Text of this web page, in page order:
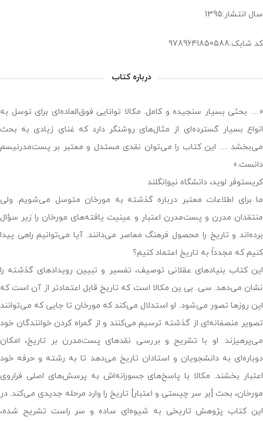
سال انتشار:1395
کد شابک:9789641850588
درباره کتاب
«… بحثی بسیار سنجیده و کامل. مکالا توانایی فوق‌العاده‌ای برای توسل به
انواع بسیار گسترده‌ای از مثال‌های روشنگر دارد که غنای زیادی به بحث
می‌بخشد … این کتاب را می‌توان نقدی مستدل و معتبر بر پست‌مدرنیسم
دانست.»
کریستوفر لوید، دانشگاه نیواِنگلند
ما برای اطلاعات معتبر درباره گذشته به مورخان متوسل می‌شویم. ولی
منتقدان مدرن و پست‌مدرن اعتبار و عینیت یافته‌های مورخان را زیر سؤال
برده‌اند و تاریخ را محصول فرهنگ معاصر می‌دانند. آیا می‌توانیم راهی پیدا
کنیم که مجدداً به تاریخ اعتماد کنیم؟
این کتاب بنیادهای عقلانی توصیف، تفسیر و تبیین رویدادهای گذشته را
نشان می‌دهد. سی. بی ین مکالا است که تاریخ قابل اعتمادتر از آن است که
این روزها تصور می‌شود. او استدلال می‌کند که مورخان تا جایی که می‌توانند
تصویر منصفانه‌ای از گذشته ترسیم می‌کنند و از گمراه کردن خوانندگان خود
می‌پرهیزند. او با تشریح و بررسی نقدهای پست‌مدرن بر تاریخ، امکان
دوباره‌ای به دانشجویان و استادان تاریخ می‌دهد تا به رشته و حرفه خود
اعتبار بخشند. مکالا با پاسخ‌های جسورانه‌اش به پرسش‌های اصلی فراروی
مورخان، بحث [بر سر چیستی و اعتبار] تاریخ را وارد مرحله جدیدی می‌کند. در
این کتاب پژوهش تاریخی به شیوه‌ای ساده و سر راست تشریح شده،